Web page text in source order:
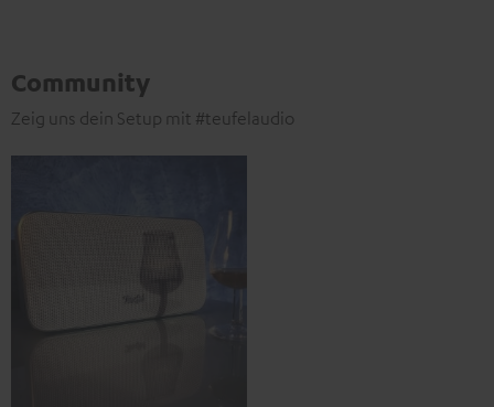
Community
Zeig uns dein Setup mit #teufelaudio